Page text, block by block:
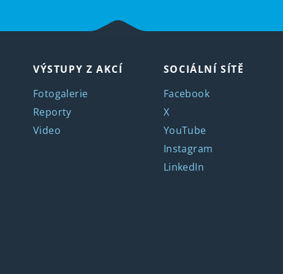
VÝSTUPY Z AKCÍ
Fotogalerie
Reporty
Video
SOCIÁLNÍ SÍTĚ
Facebook
X
YouTube
Instagram
LinkedIn